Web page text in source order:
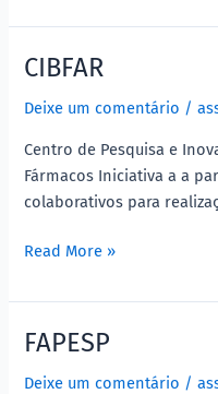
CIBFAR
Deixe um comentário /
Centro de Pesquisa e
Fármacos Iniciativa a a
colaborativos para
CIBFAR
Read More »
FAPESP
Deixe um comentário /
FAPESP